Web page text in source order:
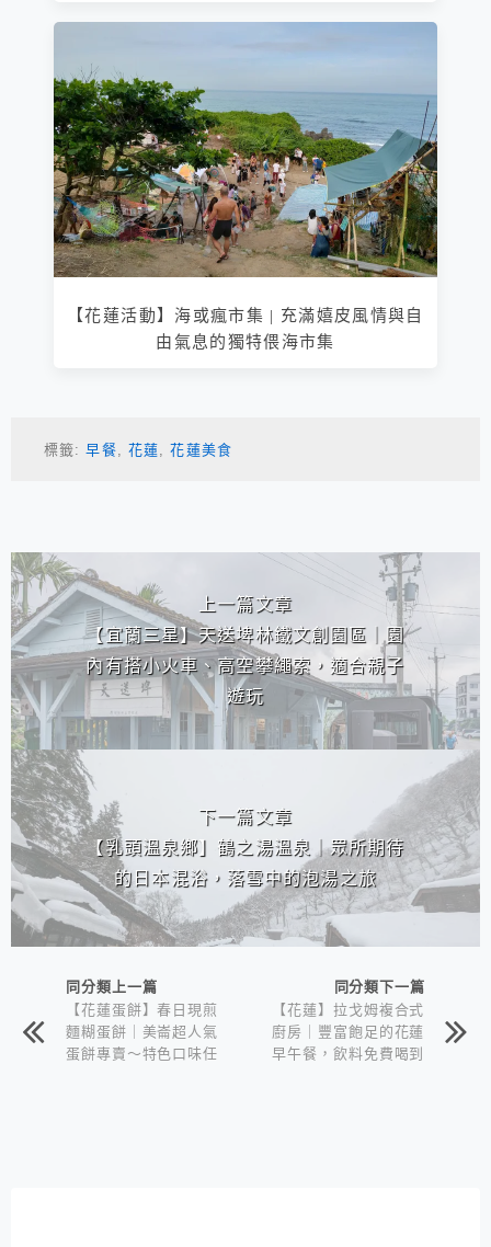
【花蓮活動】海或瘋市集 | 充滿嬉皮風情與自
由氣息的獨特偎海市集
標籤:早餐, 花蓮,花蓮美食
相連文章
上一篇文章
【宜蘭三星】天送埤林鐵文創園區｜園
內有搭小火車、高空攀繩索，適合親子
遊玩
下一篇文章
【乳頭溫泉鄉】鶴之湯溫泉｜眾所期待
的日本混浴，落雪中的泡湯之旅
同分類上一篇
【花蓮蛋餅】春日現煎
麵糊蛋餅｜美崙超人氣
蛋餅專賣～特色口味任
同分類下一篇
【花蓮】拉戈姆複合式
廚房｜豐富飽足的花蓮
早午餐，飲料免費喝到